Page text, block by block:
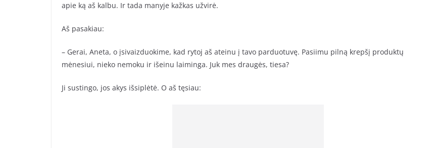
apie ką aš kalbu. Ir tada manyje kažkas užvirė.
Aš pasakiau:
– Gerai, Aneta, o įsivaizduokime, kad rytoj aš ateinu į tavo parduotuvę. Pasiimu pilną krepšį produktų
mėnesiui, nieko nemoku ir išeinu laiminga. Juk mes draugės, tiesa?
Ji sustingo, jos akys išsiplėtė. O aš tęsiau: